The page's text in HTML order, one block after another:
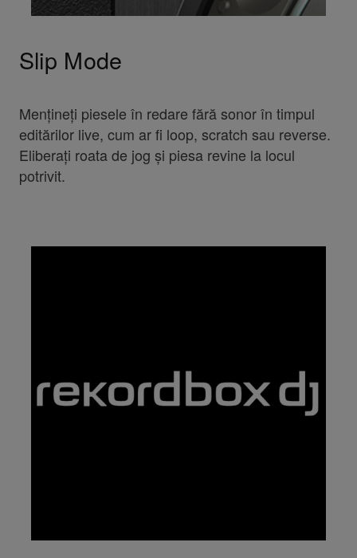
Slip Mode
Mențineți piesele în redare fără sonor în timpul
editărilor live, cum ar fi loop, scratch sau reverse.
Eliberați roata de jog și piesa revine la locul
potrivit.